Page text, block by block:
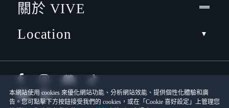
本網站使用 cookies 來優化網站功能、分析網站效能、提供個性化體驗和廣
告。您可點擊下方按鈕接受我們的 cookies，或在「Cookie 喜好設定」上管理您
關於 VIVE
Location